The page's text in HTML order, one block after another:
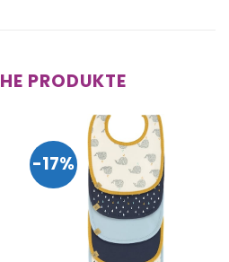
PRODUKTE
-17%